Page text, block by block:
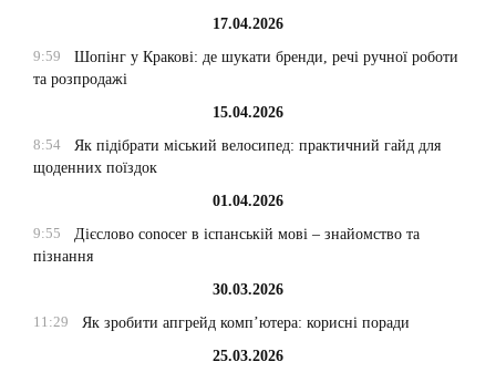
17.04.2026
9:59
Шопінг у Кракові: де шукати бренди, речі ручної роботи
та розпродажі
15.04.2026
8:54
Як підібрати міський велосипед: практичний гайд для
щоденних поїздок
01.04.2026
9:55
Дієслово conocer в іспанській мові – знайомство та
пізнання
30.03.2026
11:29
Як зробити апгрейд комп’ютера: корисні поради
25.03.2026